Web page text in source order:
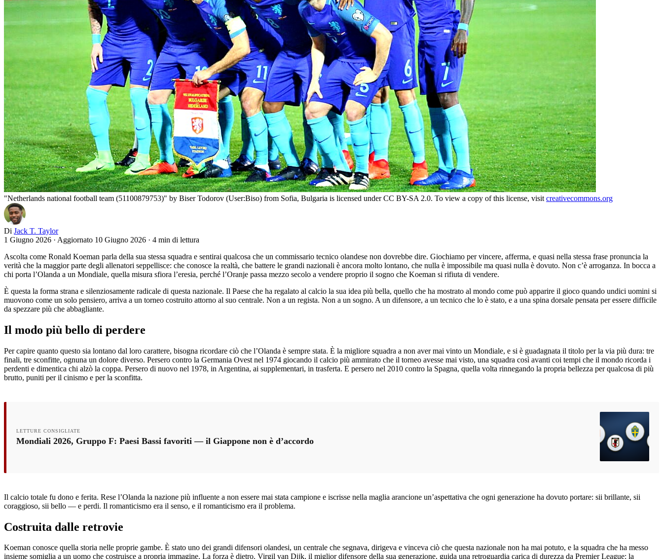
"Netherlands national football team (51100879753)" by Biser Todorov (User:Biso) from Sofia, Bulgaria is licensed under CC BY-SA 2.0. To view a copy of this license, visit creativecommons.org
Di Jack T. Taylor
1 Giugno 2026 · Aggiornato 10 Giugno 2026 · 4 min di lettura
Ascolta come Ronald Koeman parla della sua stessa squadra e sentirai qualcosa che un commissario tecnico olandese non dovrebbe dire. Giochiamo per vincere, afferma, e quasi nella stessa frase pronuncia la
verità che la maggior parte degli allenatori seppellisce: che conosce la realtà, che battere le grandi nazionali è ancora molto lontano, che nulla è impossibile ma quasi nulla è dovuto. Non c’è arroganza. In bocca a
chi porta l’Olanda a un Mondiale, quella misura sfiora l’eresia, perché l’Oranje passa mezzo secolo a vendere proprio il sogno che Koeman si rifiuta di vendere.
È questa la forma strana e silenziosamente radicale di questa nazionale. Il Paese che ha regalato al calcio la sua idea più bella, quello che ha mostrato al mondo come può apparire il gioco quando undici uomini si
muovono come un solo pensiero, arriva a un torneo costruito attorno al suo centrale. Non a un regista. Non a un sogno. A un difensore, a un tecnico che lo è stato, e a una spina dorsale pensata per essere difficile
da spezzare più che abbagliante.
Il modo più bello di perdere
Per capire quanto questo sia lontano dal loro carattere, bisogna ricordare ciò che l’Olanda è sempre stata. È la migliore squadra a non aver mai vinto un Mondiale, e si è guadagnata il titolo per la via più dura: tre
finali, tre sconfitte, ognuna un dolore diverso. Persero contro la Germania Ovest nel 1974 giocando il calcio più ammirato che il torneo avesse mai visto, una squadra così avanti coi tempi che il mondo ricorda i
perdenti e dimentica chi alzò la coppa. Persero di nuovo nel 1978, in Argentina, ai supplementari, in trasferta. E persero nel 2010 contro la Spagna, quella volta rinnegando la propria bellezza per qualcosa di più
brutto, puniti per il cinismo e per la sconfitta.
LETTURE CONSIGLIATE
Mondiali 2026, Gruppo F: Paesi Bassi favoriti — il Giappone non è d’accordo
Il calcio totale fu dono e ferita. Rese l’Olanda la nazione più influente a non essere mai stata campione e iscrisse nella maglia arancione un’aspettativa che ogni generazione ha dovuto portare: sii brillante, sii
coraggioso, sii bello — e perdi. Il romanticismo era il senso, e il romanticismo era il problema.
Costruita dalle retrovie
Koeman conosce quella storia nelle proprie gambe. È stato uno dei grandi difensori olandesi, un centrale che segnava, dirigeva e vinceva ciò che questa nazionale non ha mai potuto, e la squadra che ha messo
insieme somiglia a un uomo che costruisce a propria immagine. La forza è dietro. Virgil van Dijk, il miglior difensore della sua generazione, guida una retroguardia carica di durezza da Premier League: la